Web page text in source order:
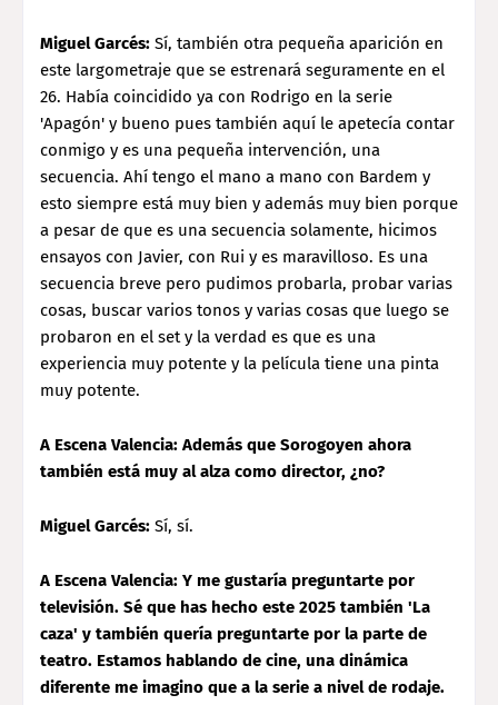
Miguel Garcés: Sí, también otra pequeña aparición en
este largometraje que se estrenará seguramente en el
26. Había coincidido ya con Rodrigo en la serie
'Apagón' y bueno pues también aquí le apetecía contar
conmigo y es una pequeña intervención, una
secuencia. Ahí tengo el mano a mano con Bardem y
esto siempre está muy bien y además muy bien porque
a pesar de que es una secuencia solamente, hicimos
ensayos con Javier, con Rui y es maravilloso. Es una
secuencia breve pero pudimos probarla, probar varias
cosas, buscar varios tonos y varias cosas que luego se
probaron en el set y la verdad es que es una
experiencia muy potente y la película tiene una pinta
muy potente.
A Escena Valencia: Además que Sorogoyen ahora
también está muy al alza como director, ¿no?
Miguel Garcés: Sí, sí.
A Escena Valencia: Y me gustaría preguntarte por
televisión. Sé que has hecho este 2025 también 'La
caza' y también quería preguntarte por la parte de
teatro. Estamos hablando de cine, una dinámica
diferente me imagino que a la serie a nivel de rodaje.